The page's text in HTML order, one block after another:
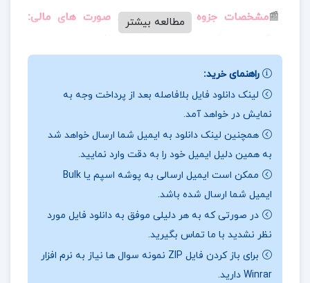
📰مشخصات جزوه تجزیه و تحلیل صورت های مالی:
بازارهای مالی است. حسابرس به‌عنوان مرجع بی‌طرف در
مدل شبه قضایی عمل کرده و صورت‌های مالی را ارزیابی
می‌کند. در مدل مسئولیت اجتماعی، حسابرس مسئولیت
حمایت از منافع عمومی و اجتماعی را دارد. همچنین، در
نظریه مباشرت و نظارت، حسابرس به‌عنوان ناظر و مدیر
اطلاعات مالی نقش مهمی در تصمیم‌گیری‌ها و تضمین
صحت داده‌ها ایفا می‌کند.
بخشی از جزوه تجزیه و تحلیل صورت های مالی:
حسابرسی مستقل در سه بخش اصلی فعالیت می‌کند: در
مدل شبه قضایی، حسابرس به‌عنوان مرجع بی‌طرف
مطالعه بیشتر
راهنمای خرید:
لینک دانلود فایل بلافاصله بعد از پرداخت وجه به
نمایش در خواهد آمد.
همچنین لینک دانلود به ایمیل شما ارسال خواهد شد
به همین دلیل ایمیل خود را به دقت وارد نمایید.
ممکن است ایمیل ارسالی به پوشه اسپم یا Bulk
ایمیل شما ارسال شده باشد.
در صورتی که به هر دلیلی موفق به دانلود فایل مورد
نظر نشدید با ما تماس بگیرید.
برای باز کردن فایل ZIP نمونه سوال ها نیاز به نرم افزار
Winrar دارید.